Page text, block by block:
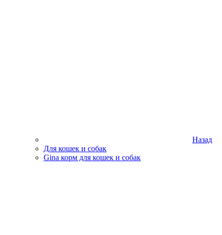
Назад
Для кошек и собак
Gina корм для кошек и собак